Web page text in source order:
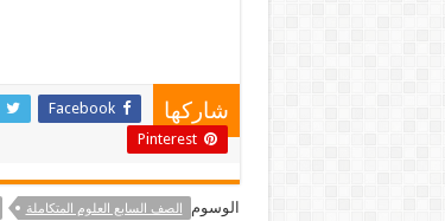
شاركها Facebook
Pinterest
الوسوم الصف السابع العلوم المتكاملة